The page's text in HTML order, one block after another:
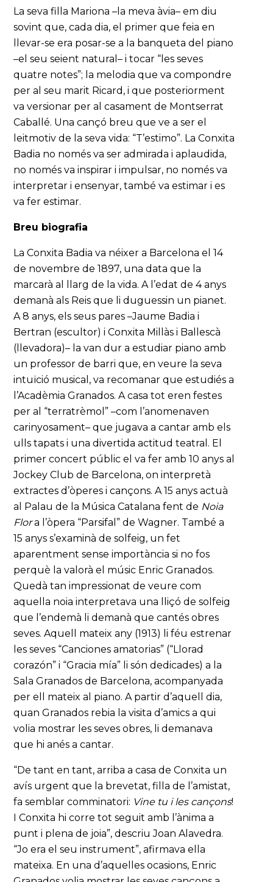
La seva filla Mariona –la meva àvia– em diu
sovint que, cada dia, el primer que feia en
llevar-se era posar-se a la banqueta del piano
–el seu seient natural– i tocar “les seves
quatre notes”; la melodia que va compondre
per al seu marit Ricard, i que posteriorment
va versionar per al casament de Montserrat
Caballé. Una cançó breu que ve a ser el
leitmotiv de la seva vida: “T’estimo”. La Conxita
Badia no només va ser admirada i aplaudida,
no només va inspirar i impulsar, no només va
interpretar i ensenyar, també va estimar i es
va fer estimar.
Breu biografia
La Conxita Badia va néixer a Barcelona el 14
de novembre de 1897, una data que la
marcarà al llarg de la vida. A l’edat de 4 anys
demanà als Reis que li duguessin un pianet.
A 8 anys, els seus pares –Jaume Badia i
Bertran (escultor) i Conxita Millàs i Ballescà
(llevadora)– la van dur a estudiar piano amb
un professor de barri que, en veure la seva
intuïció musical, va recomanar que estudiés a
l’Acadèmia Granados. A casa tot eren festes
per al “terratrèmol” –com l’anomenaven
carinyosament– que jugava a cantar amb els
ulls tapats i una divertida actitud teatral. El
primer concert públic el va fer amb 10 anys al
Jockey Club de Barcelona, on interpretà
extractes d’òperes i cançons. A 15 anys actuà
al Palau de la Música Catalana fent de Noia
Flora l’òpera “Parsifal” de Wagner. També a
15 anys s’examinà de solfeig, un fet
aparentment sense importància si no fos
perquè la valorà el músic Enric Granados.
Quedà tan impressionat de veure com
aquella noia interpretava una lliçó de solfeig
que l’endemà li demanà que cantés obres
seves. Aquell mateix any (1913) li féu estrenar
les seves “Canciones amatorias” (“Llorad
corazón” i “Gracia mía” li són dedicades) a la
Sala Granados de Barcelona, acompanyada
per ell mateix al piano. A partir d’aquell dia,
quan Granados rebia la visita d’amics a qui
volia mostrar les seves obres, li demanava
que hi anés a cantar.
“De tant en tant, arriba a casa de Conxita un
avís urgent que la brevetat, filla de l’amistat,
fa semblar comminatori: Vine tu i les cançons!
I Conxita hi corre tot seguit amb l’ànima a
punt i plena de joia”, descriu Joan Alavedra.
“Jo era el seu instrument”, afirmava ella
mateixa. En una d’aquelles ocasions, Enric